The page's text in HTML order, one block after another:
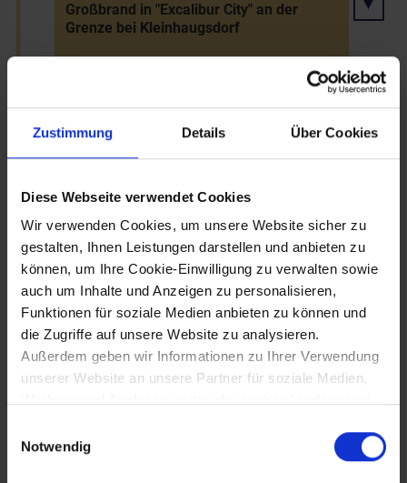
Zustimmung Details Über Cookies
Diese Webseite verwendet Cookies
Wir verwenden Cookies, um unsere Website sicher zu
gestalten, Ihnen Leistungen darstellen und anbieten zu
können, um Ihre Cookie-Einwilligung zu verwalten sowie
auch um Inhalte und Anzeigen zu personalisieren,
Funktionen für soziale Medien anbieten zu können und
die Zugriffe auf unsere Website zu analysieren.
Außerdem geben wir Informationen zu Ihrer Verwendung
unserer Website an unsere Partner für soziale Medien,
gegeben ist, und in denen Sie Ihre Rechte uU nicht
effektiv durchsetzen können. Unsere Partner führen
Notwendig
Großbrand in "Excalibur City" an der
Grenze bei Kleinhaugsdorf
Heimsieg Kathrin Zettels (Göstling) beim
Weltcup-Riesentorlauf am Semmering
31.12.2006
Überraschender Tod von Innenministerin
Liese Prokop
7.12.2007